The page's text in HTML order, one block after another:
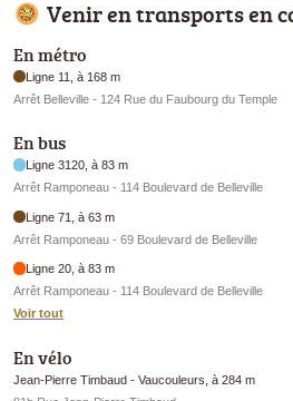
Venir en transports en
En métro
Ligne 11, à 168 m
Arrêt Belleville - 124 Rue du Faubourg du Temple
En bus
Ligne 3120, à 83 m
Arrêt Ramponeau - 114 Boulevard de Belleville
Ligne 71, à 63 m
Arrêt Ramponeau - 69 Boulevard de Belleville
Ligne 20, à 83 m
Arrêt Ramponeau - 114 Boulevard de Belleville
Voir tout
En vélo
Jean-Pierre Timbaud - Vaucouleurs, à 284 m